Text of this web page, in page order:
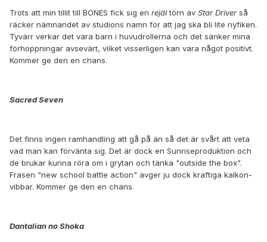
Trots att min tillit till BONES fick sig en rejältörn av Star Driver så
räcker nämnandet av studions namn för att jag ska bli lite nyfiken.
Tyvärr verkar det vara barn i huvudrollerna och det sänker mina
förhoppningar avsevärt, vilket visserligen kan vara något positivt.
Kommer ge den en chans.
Sacred Seven
Det finns ingen ramhandling att gå på än så det är svårt att veta
vad man kan förvänta sig. Det är dock en Sunriseproduktion och
de brukar kunna röra om i grytan och tänka "outside the box".
Frasen "new school battle action" avger ju dock kraftiga kalkon-
vibbar. Kommer ge den en chans.
Dantalian no Shoka